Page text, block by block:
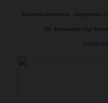
BusinessCommunity.it - Supplemento
Dir. Responsabile Gigi
Politica